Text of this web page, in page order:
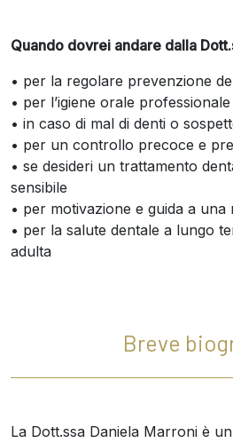
Quando dovrei andare dalla
• per la regolare prevenzione
• per l’igiene orale professionale
• in caso di mal di denti o
• per un controllo precoce e
• se desideri un trattamento
sensibile
• per motivazione e guida a una
• per la salute dentale a lungo
adulta
Breve
La Dott.ssa Daniela Marroni è